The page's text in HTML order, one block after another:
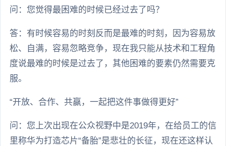
问：您觉得最困难的时候已经过去了吗？
答：有时候容易的时刻反而是最难的时刻，因为容易放
松、自满，容易忽略竞争，现在我只能从技术和工程角
度说最难的时候是过去了，其他困难的要素仍然需要克
服。
“开放、合作、共赢，一起把这件事做得更好”
问：您上次出现在公众视野中是2019年，在给员工的信
里称华为打造芯片“备胎”是悲壮的长征，现在还这样认